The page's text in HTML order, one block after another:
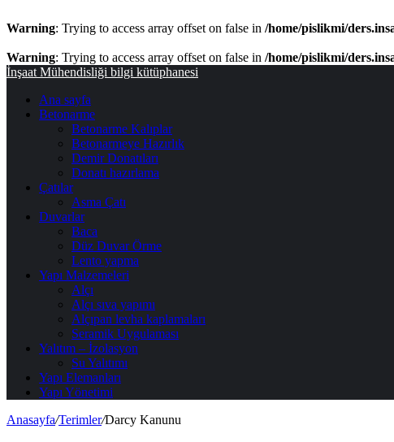
Warning: Trying to access array offset on false in /home/pislikmi/
Warning: Trying to access array offset on false in /home/pislikmi/
Menü
İnşaat Mühendisliği bilgi kütüphanesi
Ana sayfa
Betonarme
Betonarme Kalıplar
Betonarmeye Hazırlık
Demir Donatıları
Donatı hazırlama
Çatılar
Asma Çatı
Duvarlar
Baca
Düz Duvar Örme
Lento yapma
Yapı Malzemeleri
Alçı
Alçı sıva yapımı
Alçıpan levha kaplamaları
Seramik Uygulaması
Yalıtım – İzolasyon
Su Yalıtımı
Yapı Elemanları
Yapı Yönetimi
Anasayfa/Terimler/Darcy Kanunu